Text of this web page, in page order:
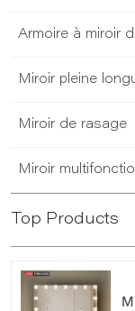
Armoire à miroir
Miroir pleine
Miroir de rasage
Miroir
Top Products